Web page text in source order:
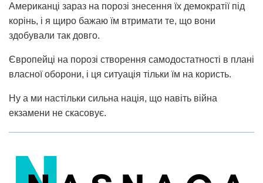
Американці зараз на порозі знесення їх демократії під
корінь, і я щиро бажаю їм втримати те, що вони
здобували так довго.
Європейці на порозі створення самодостатності в плані
власної оборони, і ця ситуація тільки їм на користь.
Ну а ми настільки сильна нація, що навіть війна
екзамени не скасовує.